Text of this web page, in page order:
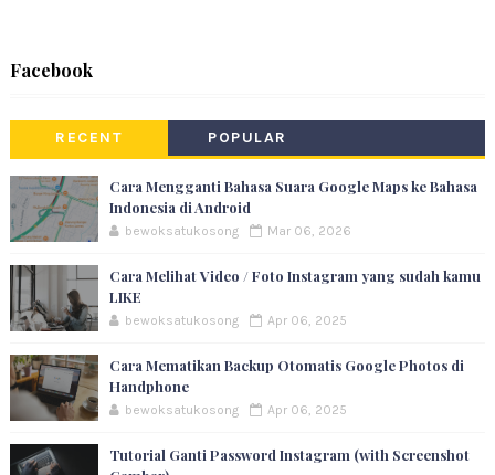
Facebook
RECENT POPULAR
Cara Mengganti Bahasa Suara Google Maps ke Bahasa
Indonesia di Android
bewoksatukosong Mar 06, 2026
Cara Melihat Video / Foto Instagram yang sudah kamu
LIKE
bewoksatukosong Apr 06, 2025
Cara Mematikan Backup Otomatis Google Photos di
Handphone
bewoksatukosong Apr 06, 2025
Tutorial Ganti Password Instagram (with Screenshot